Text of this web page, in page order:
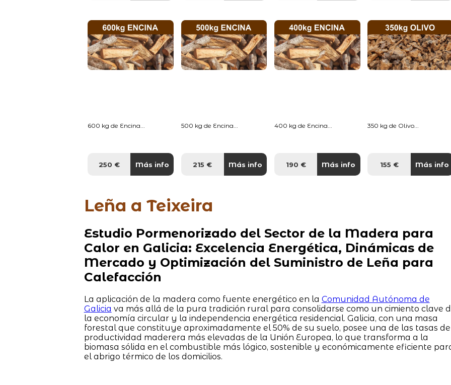
600 kg de Encina...
250 € Más info
500 kg de Encina...
215 € Más info
400 kg de Encina...
190 € Más info
350 kg de Olivo...
155 € Más info
Leña a Teixeira
Estudio Pormenorizado del Sector de la Madera para
Calor en Galicia: Excelencia Energética, Dinámicas de
Mercado y Optimización del Suministro de Leña para
Calefacción
La aplicación de la madera como fuente energético en la Comunidad Autónoma de
Galicia va más allá de la pura tradición rural para consolidarse como un cimiento clave
la economía circular y la independencia energética residencial. Galicia, con una masa
forestal que constituye aproximadamente el 50% de su suelo, posee una de las tasas de
productividad maderera más elevadas de la Unión Europea, lo que transforma a la
biomasa sólida en el combustible más lógico, sostenible y económicamente eficiente
el abrigo térmico de los domicilios.